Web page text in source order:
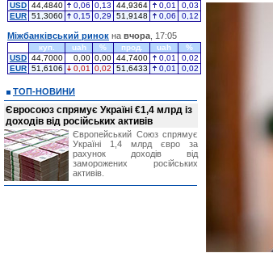
USD 44,4840 0,06 0,13 44,9364 0,01
0,03
EUR 51,3060 0,15 0,29 51,9148 0,06 0,12
Міжбанківський ринок на вчора , 17:05
куп. uah % прод. uah
%
USD 44,7000 0,00 0,00 44,7400 0,01
0,02
EUR 51,6106 0,01 0,02 51,6433 0,01 0,02
ТОП-НОВИНИ
Євросоюз спрямує Україні €1,4 млрд із
доходів від російських активів
Європейський Союз спрямує
Україні 1,4 млрд євро за
рахунок доходів від
заморожених російських
активів.